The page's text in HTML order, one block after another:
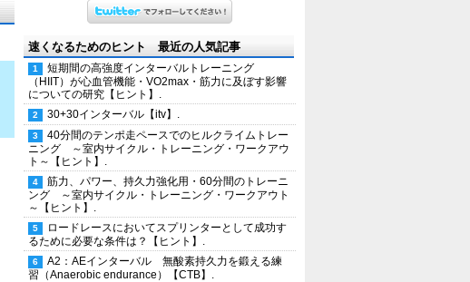
速くなるためのヒント 最近の人気記事
短期間の高強度インターバルトレーニング
（HIIT）が心血管機能・VO2max・筋力に及ぼす影響
についての研究【ヒント】.
30+30インターバル【itv】.
40分間のテンポ走ペースでのヒルクライムトレー
ニング ～室内サイクル・トレーニング・ワークアウ
ト～【ヒント】.
筋力、パワー、持久力強化用・60分間のトレーニ
ング ～室内サイクル・トレーニング・ワークアウト
～【ヒント】.
ロードレースにおいてスプリンターとして成功す
るために必要な条件は？【ヒント】.
A2：AEインターバル 無酸素持久力を鍛える練
習（Anaerobic endurance）【CTB】.